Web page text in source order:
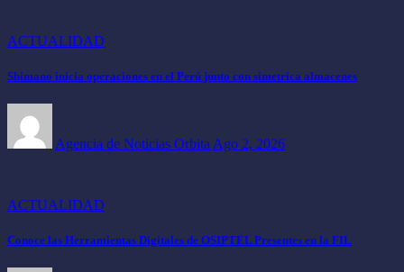
ACTUALIDAD
Shimano inicia operaciones en el Perú junto con simetrica almacenes
Agencia de Noticias Orbita Ago 2, 2026
ACTUALIDAD
Conoce las Herramientas Digitales de OSIPTEL Presentes en la FIL